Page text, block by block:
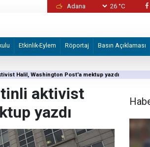
Alman STK'den Volkswagen fabrikasının
26 °C
Etkinlik-Eylem Röportaj Basın Açıklaması
Halil, Washington Post'a mektup yazdı
aktivist
yazdı